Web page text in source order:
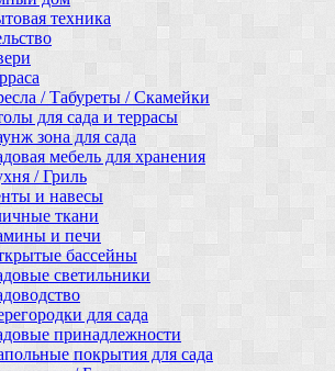
техника
/ Табуреты / Скамейки
для сада и террасы
зона для сада
мебель для хранения
/ Гриль
и навесы
ткани
и печи
бассейны
светильники
для сада
принадлежности
покрытия для сада